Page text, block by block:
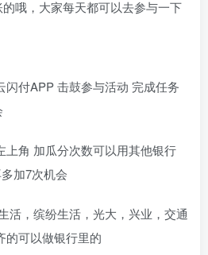
哦，大家每天都可以去参与一下
闪付APP 击鼓参与活动 完成任务
上角 加瓜分次数可以用其他银行
加7次机会
活，缤纷生活，光大，兴业，交通
的可以做银行里的